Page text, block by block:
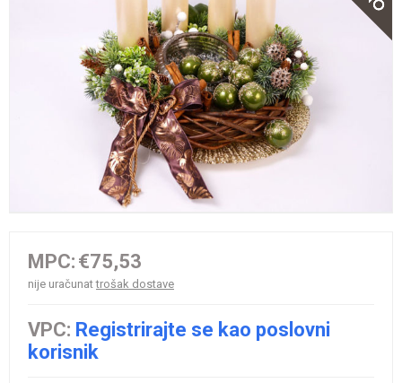
MPC: €75,53
nije uračunattrošak dostave
VPC: Registrirajte se kao poslovni
korisnik